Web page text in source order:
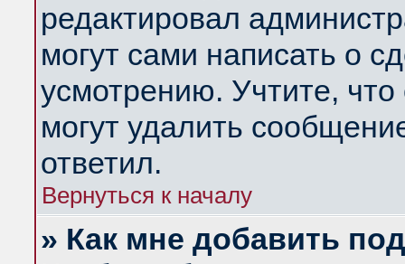
редактировал
могут сами написать о
усмотрению. Учтите,
могут удалить
ответил.
Вернуться к началу
» Как мне добавить